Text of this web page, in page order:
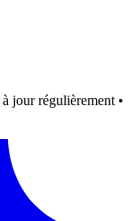
jour régulièrement •